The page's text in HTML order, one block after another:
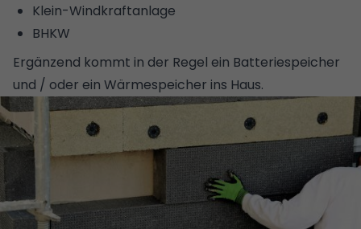
Klein-Windkraftanlage
BHKW
Ergänzend kommt in der Regel ein Batteriespeicher
und / oder ein Wärmespeicher ins Haus.